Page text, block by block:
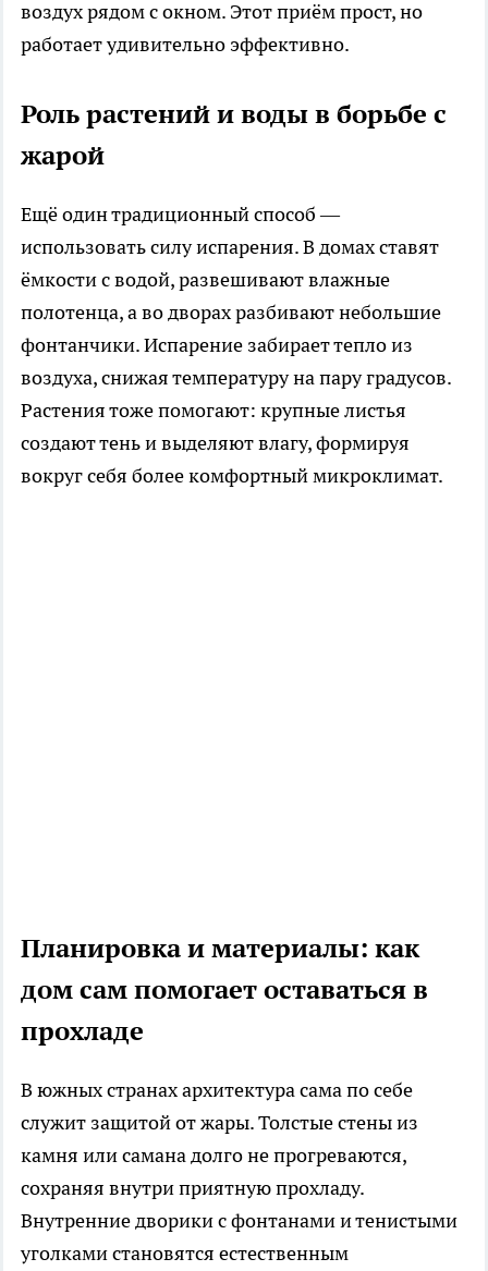
воздух рядом с окном. Этот приём прост, но
работает удивительно эффективно.
Роль растений и воды в борьбе с
жарой
Ещё один традиционный способ —
использовать силу испарения. В домах ставят
ёмкости с водой, развешивают влажные
полотенца, а во дворах разбивают небольшие
фонтанчики. Испарение забирает тепло из
воздуха, снижая температуру на пару градусов.
Растения тоже помогают: крупные листья
создают тень и выделяют влагу, формируя
вокруг себя более комфортный микроклимат.
Планировка и материалы: как
дом сам помогает оставаться в
прохладе
В южных странах архитектура сама по себе
служит защитой от жары. Толстые стены из
камня или самана долго не прогреваются,
сохраняя внутри приятную прохладу.
Внутренние дворики с фонтанами и тенистыми
уголками становятся естественным